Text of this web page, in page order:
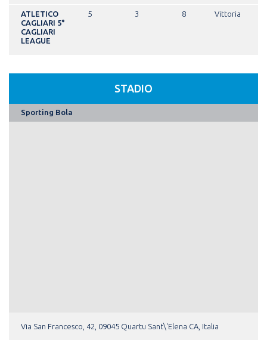
ATLETICO
CAGLIARI 5°
CAGLIARI
LEAGUE
5 3 8 Vittoria
STADIO
Sporting Bola
Via San Francesco, 42, 09045 Quartu Sant\'Elena CA, Italia